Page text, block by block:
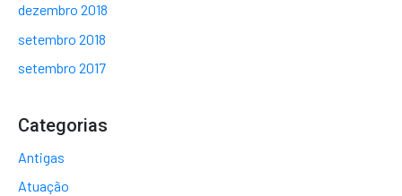
dezembro 2018
setembro 2018
setembro 2017
Categorias
Antigas
Atuação